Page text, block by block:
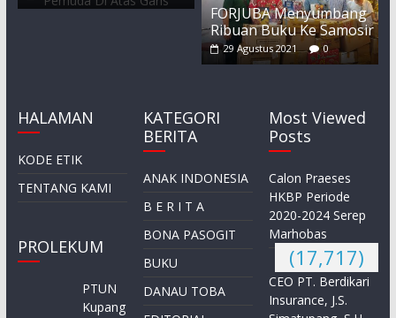
FORJUBA Menyumbang
Ribuan Buku Ke Samosir
29 Agustus 2021 0
HALAMAN
KODE ETIK
TENTANG KAMI
PROLEKUM
PTUN
Kupang
KATEGORI
BERITA
ANAK INDONESIA
B E R I T A
BONA PASOGIT
BUKU
DANAU TOBA
Most Viewed
Posts
Calon Praeses
HKBP Periode
2020-2024 Serep
Marhobas
(17,717)
CEO PT. Berdikari
Insurance, J.S.